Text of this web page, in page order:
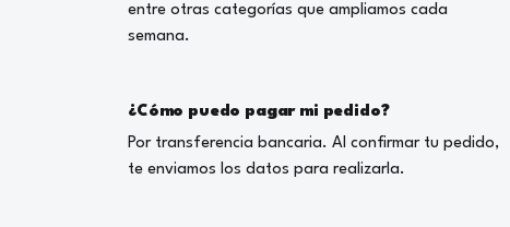
entre otras categorías que ampliamos cada
semana.
¿Cómo puedo pagar mi pedido?
Por transferencia bancaria. Al confirmar tu pedido,
te enviamos los datos para realizarla.